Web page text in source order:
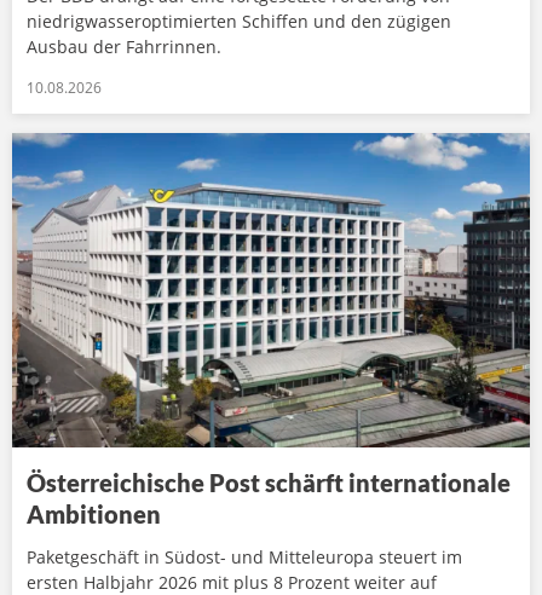
niedrigwasseroptimierten Schiffen und den zügigen
Ausbau der Fahrrinnen.
10.08.2026
Österreichische Post schärft internationale
Ambitionen
Paketgeschäft in Südost- und Mitteleuropa steuert im
ersten Halbjahr 2026 mit plus 8 Prozent weiter auf